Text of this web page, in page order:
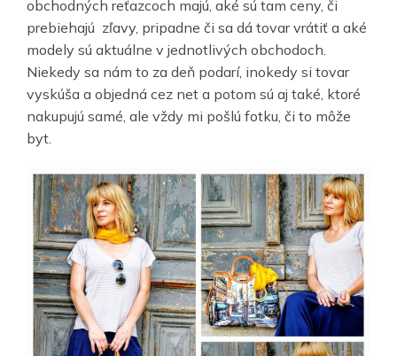
obchodných reťazcoch majú, aké sú tam ceny, či
prebiehajú zľavy, pripadne či sa dá tovar vrátiť a aké
modely sú aktuálne v jednotlivých obchodoch.
Niekedy sa nám to za deň podarí, inokedy si tovar
vyskúša a objedná cez net a potom sú aj také, ktoré
nakupujú samé, ale vždy mi pošlú fotku, či to môže
byt.